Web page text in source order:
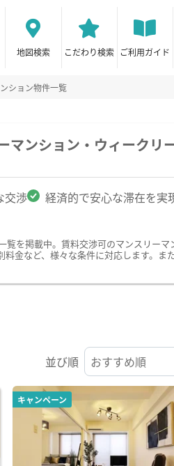
地図検索 こだわり検索 ご利用ガイド
ション物件一覧
ンション・ウィークリ
交渉 経済的で安心な滞在を実
を掲載中。賃料交渉可のマンスリー
金など、様々な条件に対応します。
並び順
キャンペーン